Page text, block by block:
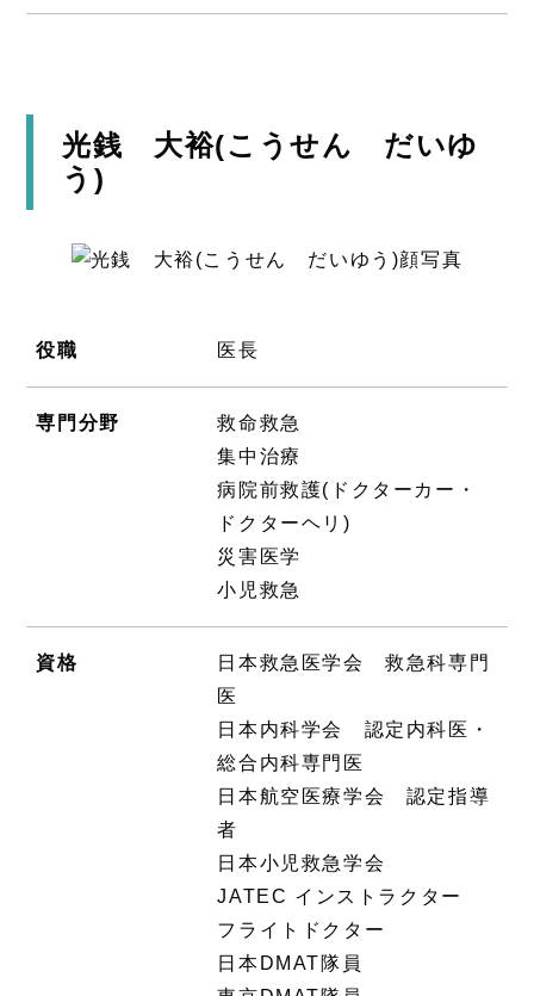
光銭 大裕(こうせん だいゆ
う)
役職 医長
専門分野
救命救急
集中治療
病院前救護(ドクターカー・
ドクターヘリ)
災害医学
小児救急
資格
日本救急医学会 救急科専門
医
日本内科学会 認定内科医・
総合内科専門医
日本航空医療学会 認定指導
者
日本小児救急学会
JATEC インストラクター
フライトドクター
日本DMAT隊員